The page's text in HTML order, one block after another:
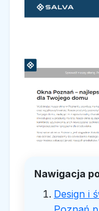
Nawigacja
Design i